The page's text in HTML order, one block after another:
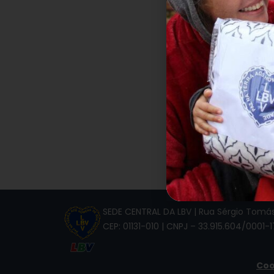
SEDE CENTRAL DA LBV | Rua Sérgio
CEP: 01131-010 | CNPJ – 33.915.604/